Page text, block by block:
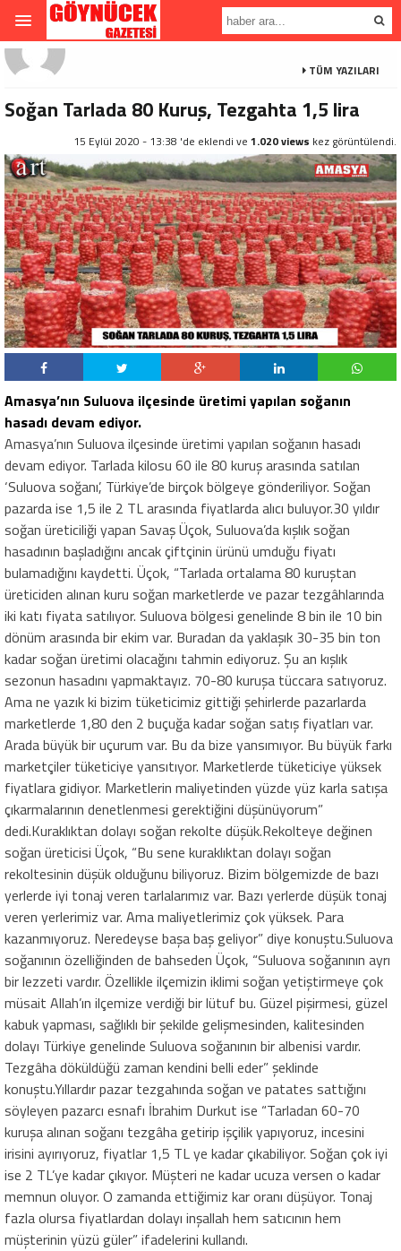
TÜM YAZILARI
Soğan Tarlada 80 Kuruş, Tezgahta 1,5 lira
15 Eylül 2020 - 13:38 'de eklendi ve 1.020 views kez görüntülendi.
Amasya’nın Suluova ilçesinde üretimi yapılan soğanın
hasadı devam ediyor.
Amasya’nın Suluova ilçesinde üretimi yapılan soğanın hasadı
devam ediyor. Tarlada kilosu 60 ile 80 kuruş arasında satılan
‘Suluova soğanı’, Türkiye’de birçok bölgeye gönderiliyor. Soğan
pazarda ise 1,5 ile 2 TL arasında fiyatlarda alıcı buluyor.30 yıldır
soğan üreticiliği yapan Savaş Üçok, Suluova’da kışlık soğan
hasadının başladığını ancak çiftçinin ürünü umduğu fiyatı
bulamadığını kaydetti. Üçok, “Tarlada ortalama 80 kuruştan
üreticiden alınan kuru soğan marketlerde ve pazar tezgâhlarında
iki katı fiyata satılıyor. Suluova bölgesi genelinde 8 bin ile 10 bin
dönüm arasında bir ekim var. Buradan da yaklaşık 30-35 bin ton
kadar soğan üretimi olacağını tahmin ediyoruz. Şu an kışlık
sezonun hasadını yapmaktayız. 70-80 kuruşa tüccara satıyoruz.
Ama ne yazık ki bizim tüketicimiz gittiği şehirlerde pazarlarda
marketlerde 1,80 den 2 buçuğa kadar soğan satış fiyatları var.
Arada büyük bir uçurum var. Bu da bize yansımıyor. Bu büyük farkı
marketçiler tüketiciye yansıtıyor. Marketlerde tüketiciye yüksek
fiyatlara gidiyor. Marketlerin maliyetinden yüzde yüz karla satışa
çıkarmalarının denetlenmesi gerektiğini düşünüyorum”
dedi.Kuraklıktan dolayı soğan rekolte düşük.Rekolteye değinen
soğan üreticisi Üçok, “Bu sene kuraklıktan dolayı soğan
rekoltesinin düşük olduğunu biliyoruz. Bizim bölgemizde de bazı
yerlerde iyi tonaj veren tarlalarımız var. Bazı yerlerde düşük tonaj
veren yerlerimiz var. Ama maliyetlerimiz çok yüksek. Para
kazanmıyoruz. Neredeyse başa baş geliyor” diye konuştu.Suluova
soğanının özelliğinden de bahseden Üçok, “Suluova soğanının ayrı
bir lezzeti vardır. Özellikle ilçemizin iklimi soğan yetiştirmeye çok
müsait Allah’ın ilçemize verdiği bir lütuf bu. Güzel pişirmesi, güzel
kabuk yapması, sağlıklı bir şekilde gelişmesinden, kalitesinden
dolayı Türkiye genelinde Suluova soğanının bir albenisi vardır.
Tezgâha döküldüğü zaman kendini belli eder” şeklinde
konuştu.Yıllardır pazar tezgahında soğan ve patates sattığını
söyleyen pazarcı esnafı İbrahim Durkut ise “Tarladan 60-70
kuruşa alınan soğanı tezgâha getirip işçilik yapıyoruz, incesini
irisini ayırıyoruz, fiyatlar 1,5 TL ye kadar çıkabiliyor. Soğan çok iyi
ise 2 TL’ye kadar çıkıyor. Müşteri ne kadar ucuza versen o kadar
memnun oluyor. O zamanda ettiğimiz kar oranı düşüyor. Tonaj
fazla olursa fiyatlardan dolayı inşallah hem satıcının hem
müşterinin yüzü güler” ifadelerini kullandı.